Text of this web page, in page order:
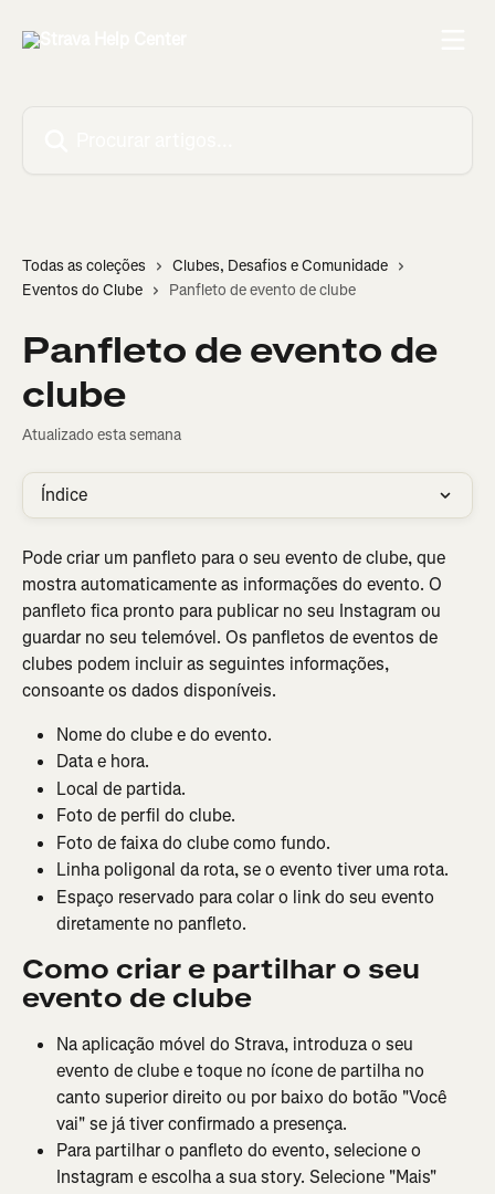
Todas as coleções
Clubes, Desafios e Comunidade
Eventos do Clube
Panfleto de evento de clube
Panfleto de evento de
clube
Atualizado esta semana
Índice
Pode criar um panfleto para o seu evento de clube, que
mostra automaticamente as informações do evento. O
panfleto fica pronto para publicar no seu Instagram ou
guardar no seu telemóvel. Os panfletos de eventos de
clubes podem incluir as seguintes informações,
consoante os dados disponíveis.
Nome do clube e do evento.
Data e hora.
Local de partida.
Foto de perfil do clube.
Foto de faixa do clube como fundo.
Linha poligonal da rota, se o evento tiver uma rota.
Espaço reservado para colar o link do seu evento
diretamente no panfleto.
Como criar e partilhar o seu
evento de clube
Na aplicação móvel do Strava, introduza o seu
evento de clube e toque no ícone de partilha no
canto superior direito ou por baixo do botão "Você
vai" se já tiver confirmado a presença.
Para partilhar o panfleto do evento, selecione o
Instagram e escolha a sua story. Selecione "Mais"